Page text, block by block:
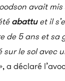
avait
abattuet il
de 5 ans et sa
sur le sol avec
a déclaré